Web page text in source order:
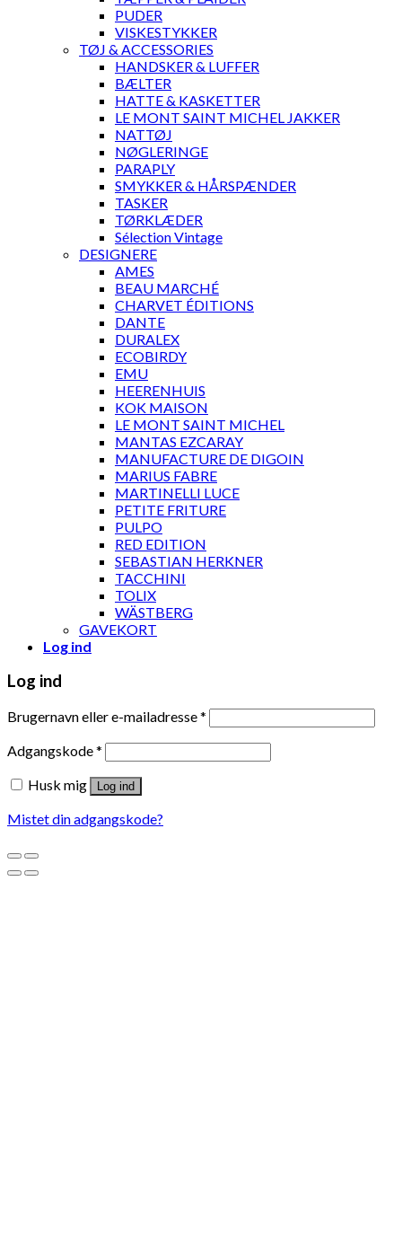
PUDER
VISKESTYKKER
TØJ & ACCESSORIES
HANDSKER & LUFFER
BÆLTER
HATTE & KASKETTER
LE MONT SAINT MICHEL JAKKER
NATTØJ
NØGLERINGE
PARAPLY
SMYKKER & HÅRSPÆNDER
TASKER
TØRKLÆDER
Sélection Vintage
DESIGNERE
AMES
BEAU MARCHÉ
CHARVET ÉDITIONS
DANTE
DURALEX
ECOBIRDY
EMU
HEERENHUIS
KOK MAISON
LE MONT SAINT MICHEL
MANTAS EZCARAY
MANUFACTURE DE DIGOIN
MARIUS FABRE
MARTINELLI LUCE
PETITE FRITURE
PULPO
RED EDITION
SEBASTIAN HERKNER
TACCHINI
TOLIX
WÄSTBERG
GAVEKORT
Log ind
Log ind
Brugernavn eller e-mailadresse*
Adgangskode*
Husk mig
Log ind
Mistet din adgangskode?